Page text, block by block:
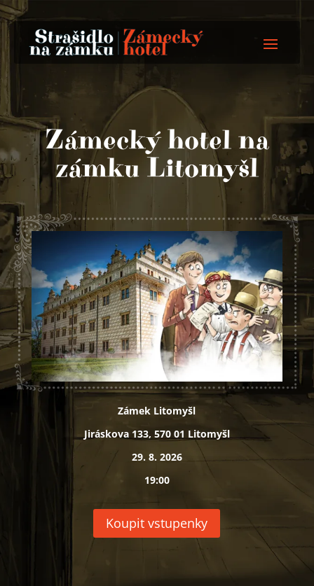
Zámecký hotel na
zámku Litomyšl
Zámek Litomyšl
Jiráskova 133, 570 01 Litomyšl
29. 8. 2026
19:00
Koupit vstupenky